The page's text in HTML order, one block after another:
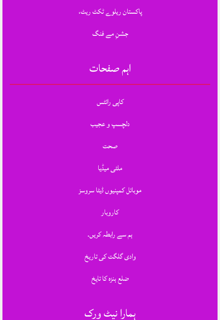
پاکستان ریلوے ٹکٹ ریٹ،
جشنِ مے فنگ
اہم صفحات
کاپی رائٹس
دلچسپ و عجیب
صحت
ملٹی میڈیا
موبائل کمپنیوں ڈیٹا سروسز
کاروبار
ہم سے رابطہ کریں.
وادی گلگت کی تاریخ
ضلع ہنزہ کا تایخ
ہمارا نیٹ ورک